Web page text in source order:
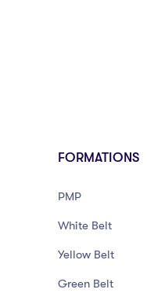
FORMATIONS
PMP
White Belt
Yellow Belt
Green Belt